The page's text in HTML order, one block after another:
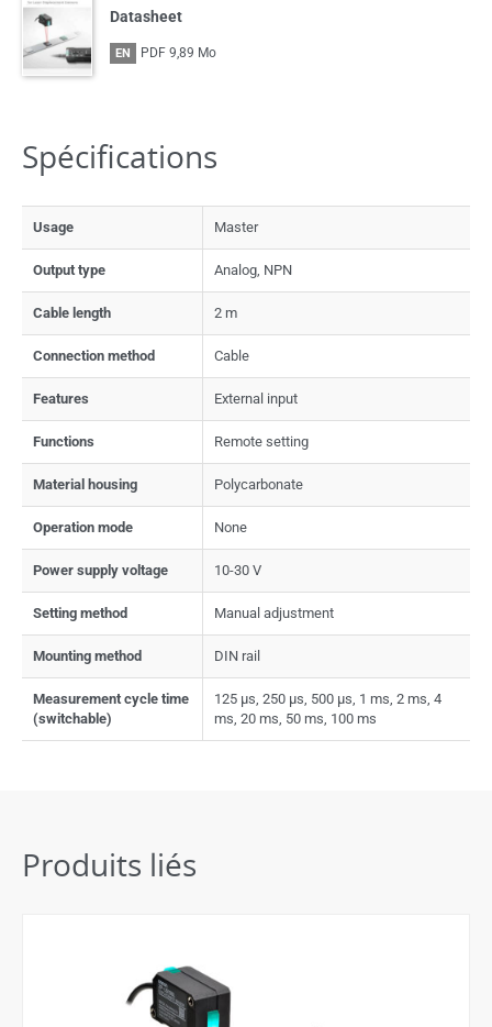
Datasheet
EN PDF 9,89 Mo
Spécifications
Usage Master
Output type Analog, NPN
Cable length 2 m
Connection method Cable
Features External input
Functions Remote setting
Material housing Polycarbonate
Operation mode None
Power supply voltage 10-30 V
Setting method Manual adjustment
Mounting method DIN rail
Measurement cycle time
(switchable)
125 µs, 250 µs, 500 µs, 1 ms, 2 ms, 4
ms, 20 ms, 50 ms, 100 ms
Produits liés